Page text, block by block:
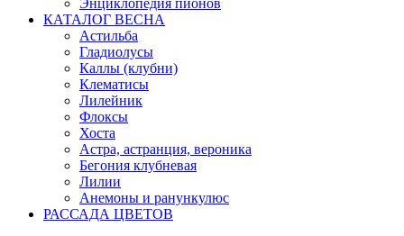
Энциклопедия пионов
КАТАЛОГ ВЕСНА
Астильба
Гладиолусы
Каллы (клубни)
Клематисы
Лилейник
Флоксы
Хоста
Астра, астранция, вероника
Бегония клубневая
Лилии
Анемоны и ранункулюс
РАССАДА ЦВЕТОВ